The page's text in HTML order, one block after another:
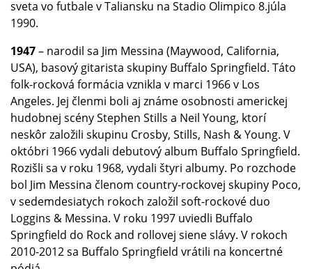
sveta vo futbale v Taliansku na Stadio Olimpico 8.júla
1990.
1947– narodil sa Jim Messina (Maywood, California,
USA), basový gitarista skupiny Buffalo Springfield. Táto
folk-rocková formácia vznikla v marci 1966 v Los
Angeles. Jej členmi boli aj známe osobnosti americkej
hudobnej scény Stephen Stills a Neil Young, ktorí
neskôr založili skupinu Crosby, Stills, Nash & Young. V
októbri 1966 vydali debutový album Buffalo Springfield.
Rozišli sa v roku 1968, vydali štyri albumy. Po rozchode
bol Jim Messina členom country-rockovej skupiny Poco,
v sedemdesiatych rokoch založil soft-rockové duo
Loggins & Messina. V roku 1997 uviedli Buffalo
Springfield do Rock and rollovej siene slávy. V rokoch
2010-2012 sa Buffalo Springfield vrátili na koncertné